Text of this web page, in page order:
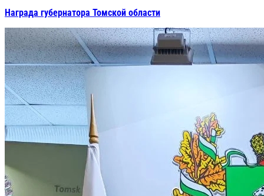
Награда губернатора Томской области